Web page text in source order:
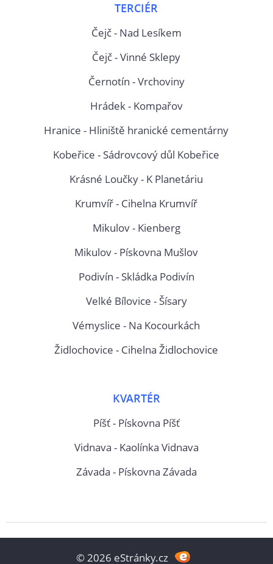
TERCIÉR
Čejč - Nad Lesíkem
Čejč - Vinné Sklepy
Černotín - Vrchoviny
Hrádek - Kompařov
Hranice - Hliniště hranické cementárny
Kobeřice - Sádrovcový důl Kobeřice
Krásné Loučky - K Planetáriu
Krumvíř - Cihelna Krumvíř
Mikulov - Kienberg
Mikulov - Pískovna Mušlov
Podivín - Skládka Podivín
Velké Bílovice - Šísary
Vémyslice - Na Kocourkách
Židlochovice - Cihelna Židlochovice
KVARTÉR
Píšť - Pískovna Píšť
Vidnava - Kaolínka Vidnava
Závada - Pískovna Závada
© 2026 eStránky.cz